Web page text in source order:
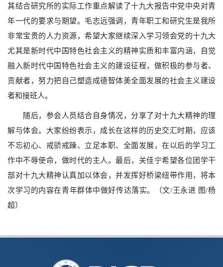
其结合研究所的实际工作重点解读了十九大报告中党中央对青
年一代的要求与期望。毛志远强调，青年职工和研究生是我所
非常宝贵的人力资源，希望大家继续深入学习领会党的十九大
尤其是新时代中国特色社会主义的精神实质和丰富内涵，自觉
融入新时代中国特色社会主义的建设征程，做积极的参与者、
贡献者，努力把自己塑造成德智体美全面发展的社会主义建设
者和接班人。
随后，参会人员结合自身情况，分享了对十九大精神的理
解与体会。大家纷纷表示，成长在这样的历史交汇时期，应该
不忘初心、戒骄戒躁、立足本职、全面发展，在以后的学习工
作中不辱使命，做时代的主人。最后，关佳宁希望各位团学干
部对十九大精神认真加以体会，并发挥好桥梁纽带作用，将本
次学习的内容在青年群体中做好传达落实。（文/王永进 图/杨
超）